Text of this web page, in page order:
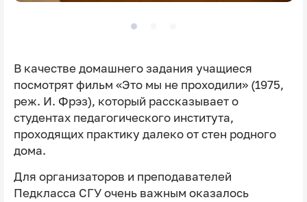
В качестве домашнего задания учащиеся
посмотрят фильм «Это мы не проходили» (1975,
реж. И. Фрэз), который рассказывает о
студентах педагогического института,
проходящих практику далеко от стен родного
дома.
Для организаторов и преподавателей
Педкласса СГУ очень важным оказалось